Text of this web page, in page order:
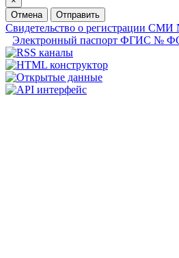
Отмена
Отправить
Свидетельство о регистрации
Электронный паспорт ФГИС №